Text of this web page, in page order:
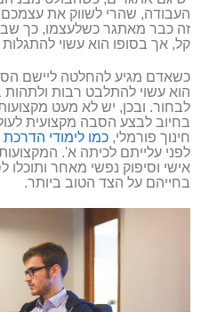
העבודה, שהרי לשווק את
זה כבר מאתגר כשלעצמו, כך
קל, אך בסופו הוא עשוי
כשאדם מגיע להחלטה ליישם
הוא עשוי להתלבט רבות ולתהות
לבחור. ובכן, יש לא מעט
בחיוב לבצע הסבה מקצועית
חינוך פורמלי, כמו לימודי הדרכת
לפני עלייתם לכיתה א'.
אישי וסיפוק נפשי מאחר ותוכלו
בחייהם על הצד הטוב ביותר.